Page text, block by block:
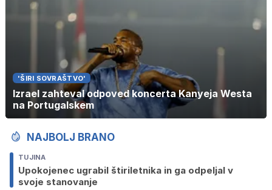
'ŠIRI SOVRAŠTVO'
Izrael zahteval odpoved koncerta Kanyeja Westa
na Portugalskem
NAJBOLJ BRANO
TUJINA
Upokojenec ugrabil štiriletnika in ga odpeljal v
svoje stanovanje